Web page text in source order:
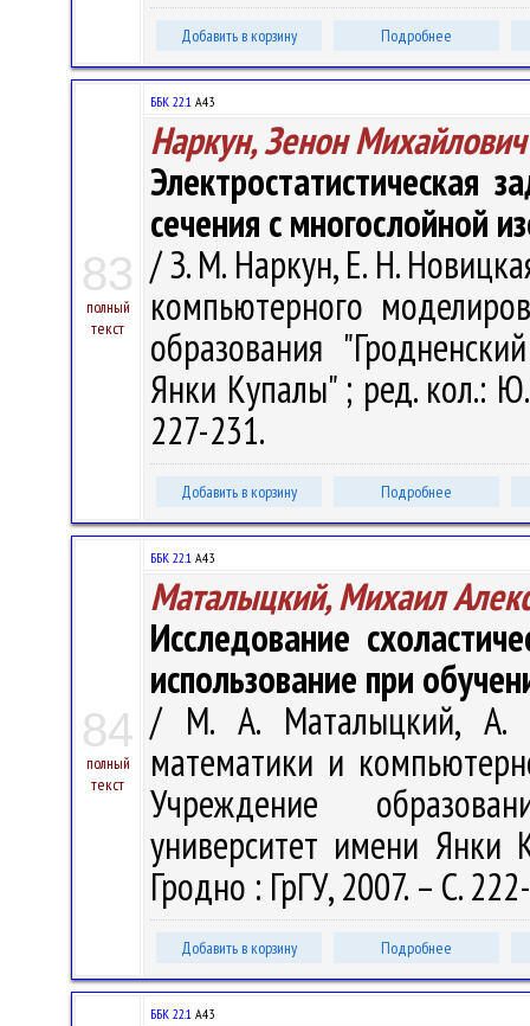
Добавить в корзину Подробнее
83
полный
текст
ББК 22.1 А43
Наркун, Зенон Михайлович
Электростатистическая
сечения с многослойной
/ З. М. Наркун, Е. Н.
компьютерного
образования
Янки Купалы" ; ред. кол.:
227-231.
Добавить в корзину Подробнее
84
полный
текст
ББК 22.1 А43
Маталыцкий, Михаил
Исследование
использование при
/ М. А. Маталыцкий, А.
математики и
Учреждение
университет имени
Гродно : ГрГУ, 2007. – С.
Добавить в корзину Подробнее
ББК 22.1 А43